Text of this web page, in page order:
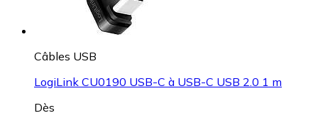
Câbles USB
LogiLink CU0190 USB-C à USB-C USB 2.0 1 m
Dès